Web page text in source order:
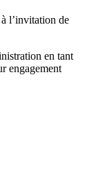
l’invitation de
en tant
engagement